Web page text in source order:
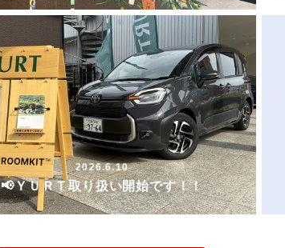
2026.6.10
📢ＹＵＲＴ取り扱い開始です！！